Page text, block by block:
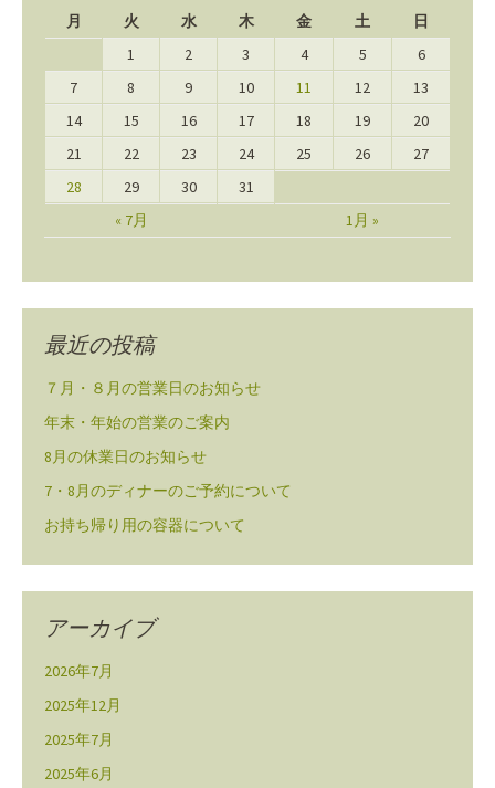
月
火 水 木 金 土 日
« 7月 1月 »
1 2 3 4 5
6
7
8 9 10 11 12
13
14
15 16 17 18 19
20
21
22 23 24 25 26
27
28
29 30 31
最近の投稿
７月・８月の営業日のお知らせ
年末・年始の営業のご案内
8月の休業日のお知らせ
7・8月のディナーのご予約について
お持ち帰り用の容器について
アーカイブ
2026年7月
2025年12月
2025年7月
2025年6月